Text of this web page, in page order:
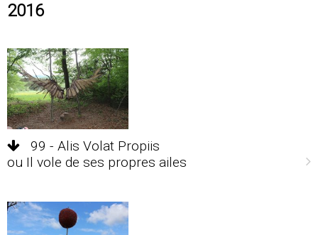
2016
99 - Alis Volat Propiis
ou Il vole de ses propres ailes